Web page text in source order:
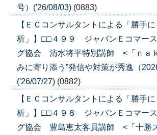
号）('26/08/03) (0883)
【ＥＣコンサルタントによる「勝手
析」】□□４９９ ジャパンＥコマー
グ協会 清水将平特別講師 <「ｎａ
みに寄り添う”発信や対策が秀逸（
('26/07/27) (0882)
【ＥＣコンサルタントによる「勝手
析」】□□４９８ ジャパンＥコマー
グ協会 豊島恵太客員講師 <「十勝